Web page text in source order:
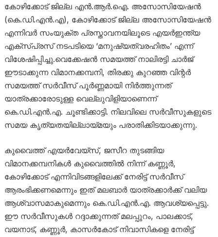
കോഴിക്കോട് ജില്ല എൻ.ആർ.ഐ. അസോസിയേഷൻ
(കെ.ഡി.എൻ.എ), കോഴിക്കോട് ജില്ല അസോസിയേഷൻ
എന്നിവർ സംയുക്ത പ്രസ്താവനയിലൂടെ എയർഇന്ത്യ
എക്സ്പ്രസ് നടപടിയെ ‘മനുഷ്യത്വരഹിതം’ എന്ന്
വിശേഷിപ്പിച്ചു.വെക്കേഷൻ സമയത്ത് നാലിരട്ടി ചാർജ്
ഈടാക്കുന്ന വിമാനക്കമ്പനി, തിരക്കു കുറഞ്ഞ വിന്റർ
സമയത്ത് സർവീസ് പൂർണ്ണമായി നിർത്തുന്നത്
യാത്രക്കാരോടുള്ള വെല്ലുവിളിയാണെന്ന്
കെ.ഡി.എൻ.എ. ചൂണ്ടിക്കാട്ടി. നിലവിലെ സർവീസുകളുടെ
സമയ കൃത്യതയില്ലായ്മയും പരാതിക്കിടയാക്കുന്നു.
കുവൈത്ത് എയർവേയ്‌സ്, ജസീറ തുടങ്ങിയ
വിമാനക്കമ്പനികൾ കുവൈത്തിൽ നിന്ന് കണ്ണൂർ,
കോഴിക്കോട് എന്നിവിടങ്ങളിലേക്ക് നേരിട്ട് സർവീസ്
ആരംഭിക്കണമെന്നും ഇത് മലബാർ യാത്രക്കാർക്ക് വലിയ
ആശ്വാസമാകുമെന്നും കെ.ഡി.എൻ.എ. ആവശ്യപ്പെട്ടു.
ഈ സർവീസുകൾ റദ്ദാക്കുന്നത് മലപ്പുറം, പാലക്കാട്,
വയനാട്, കണ്ണൂർ, കാസർകോട് നിവാസികളെ നേരിട്ട്